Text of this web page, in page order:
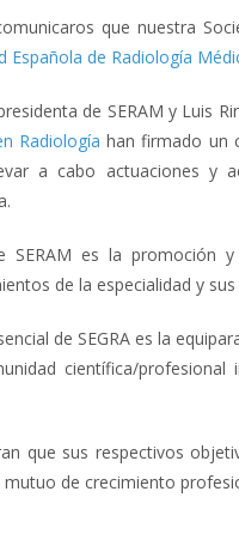
que nuestra
Española de Radiología
de SERAM y Luis
Radiología han firmado un
a cabo actuaciones y
SERAM es la promoción
de la especialidad y sus
de SEGRA es la
científica/
que sus respectivos
de crecimiento